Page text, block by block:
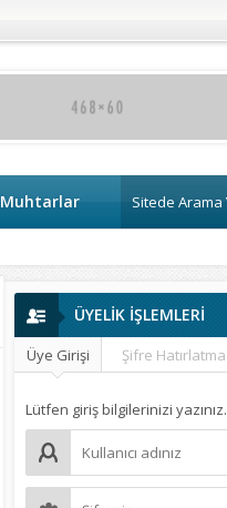
Muhtarlar
ÜYELİK İŞLEMLERİ
Üye Girişi Şifre Hatırlatma
Lütfen giriş bilgilerinizi yazınız.